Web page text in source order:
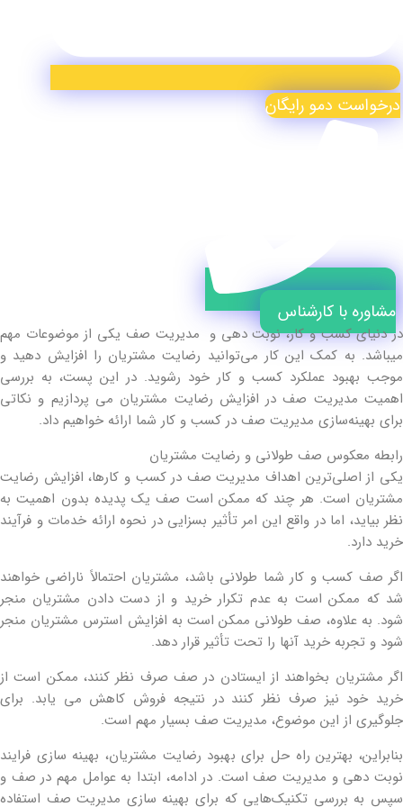
درخواست دمو رایگان
مشاوره با کارشناس
در دنیای کسب و کار، نوبت دهی و مدیریت صف یکی از موضوعات مهم
میباشد. به کمک این کار می‌توانید رضایت مشتریان را افزایش دهید و
موجب بهبود عملکرد کسب و کار خود رشوید. در این پست، به بررسی
اهمیت مدیریت صف در افزایش رضایت مشتریان می پردازیم و نکاتی
برای بهینه‌سازی مدیریت صف در کسب و کار شما ارائه خواهیم داد.
رابطه معکوس صف طولانی و رضایت مشتریان
یکی از اصلی‌ترین اهداف مدیریت صف در کسب و کارها، افزایش رضایت
مشتریان است. هر چند که ممکن است صف یک پدیده بدون اهمیت به
نظر بیاید، اما در واقع این امر تأثیر بسزایی در نحوه ارائه خدمات و فرآیند
خرید دارد.
اگر صف کسب و کار شما طولانی باشد، مشتریان احتمالاً ناراضی خواهند
شد که ممکن است به عدم تکرار خرید و از دست دادن مشتریان منجر
شود. به علاوه، صف طولانی ممکن است به افزایش استرس مشتریان منجر
شود و تجربه خرید آنها را تحت تأثیر قرار دهد.
اگر مشتریان بخواهند از ایستادن در صف صرف نظر کنند، ممکن است از
خرید خود نیز صرف نظر کنند در نتیجه فروش کاهش می یابد. برای
جلوگیری از این موضوع، مدیریت صف بسیار مهم است.
بنابراین، بهترین راه حل برای بهبود رضایت مشتریان، بهینه سازی فرایند
نوبت دهی و مدیریت صف است. در ادامه، ابتدا به عوامل مهم در صف و
سپس به بررسی تکنیک‌هایی که برای بهینه سازی مدیریت صف استفاده